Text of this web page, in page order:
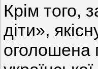
Крім того,
діти»,
оголошена